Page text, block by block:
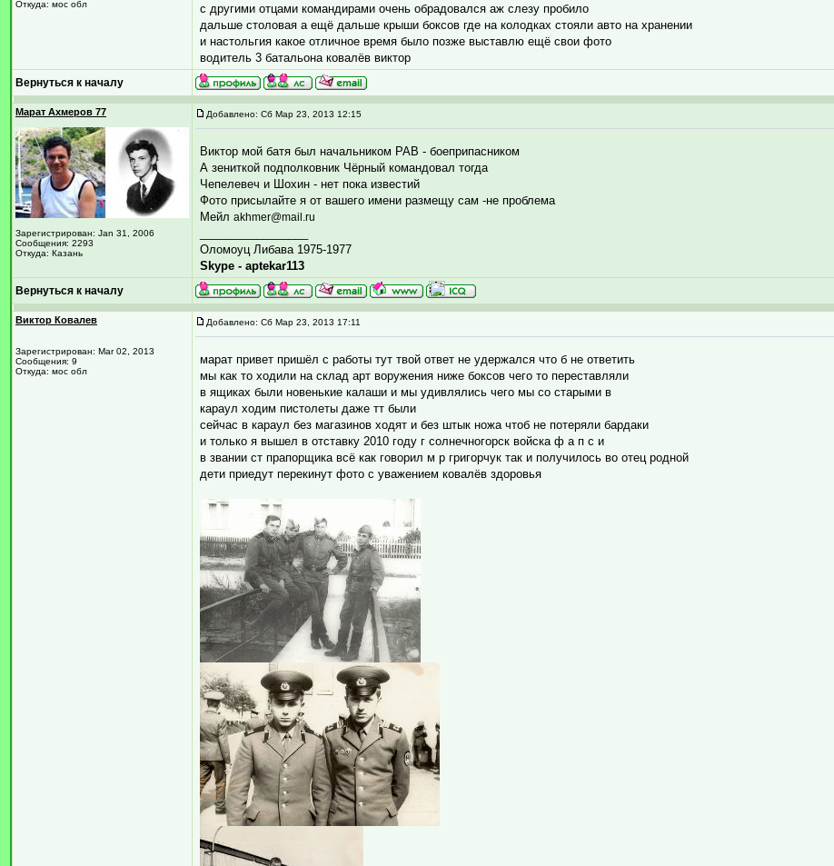
Откуда: мос обл
с другими отцами командирами очень обрадовался аж слезу пробило
дальше столовая а ещё дальше крыши боксов где на колодках стояли авто на хранении
и настольгия какое отличное время было позже выставлю ещё свои фото
водитель 3 батальона ковалёв виктор
Вернуться к началу
Марат Ахмеров 77
Зарегистрирован: Jan 31, 2006
Сообщения: 2293
Откуда: Казань
Добавлено: Сб Мар 23, 2013 12:15
Виктор мой батя был начальником РАВ - боеприпасником
А зениткой подполковник Чёрный командовал тогда
Чепелевеч и Шохин - нет пока известий
Фото присылайте я от вашего имени размещу сам -не проблема
Мейл akhmer@mail.ru
Оломоуц Либава 1975-1977
Skype - aptekar113
Вернуться к началу
Виктор Ковалев
Зарегистрирован: Mar 02, 2013
Сообщения: 9
Откуда: мос обл
Добавлено: Сб Мар 23, 2013 17:11
марат привет пришёл с работы тут твой ответ не удержался что б не ответить
мы как то ходили на склад арт воружения ниже боксов чего то переставляли
в ящиках были новенькие калаши и мы удивлялись чего мы со старыми в
караул ходим пистолеты даже тт были
сейчас в караул без магазинов ходят и без штык ножа чтоб не потеряли бардаки
и только я вышел в отставку 2010 году г солнечногорск войска ф а п с и
в звании ст прапорщика всё как говорил м р григорчук так и получилось во отец родной
дети приедут перекинут фото с уважением ковалёв здоровья